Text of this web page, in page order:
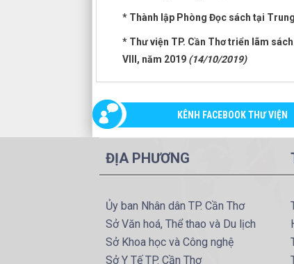
* Thành lập Phòng Đọc sách tại
* Thư viện TP. Cần Thơ triển lãm
VIII, năm 2019 (14/10/2019)
KÊNH FACEBOOK THƯ VIỆN
ĐỊA PHƯƠNG
Ủy ban Nhân dân TP. Cần Thơ
Sở Văn hoá, Thể thao và Du lịch
Sở Khoa học và Công nghệ
Sở Y Tế TP. Cần Thơ